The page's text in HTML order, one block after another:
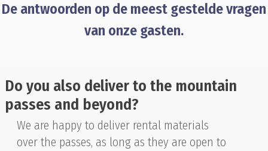
De antwoorden op de meest gestelde vragen
van onze gasten.
Do you also deliver to the mountain
passes and beyond?
We are happy to deliver rental materials
over the passes, as long as they are open to